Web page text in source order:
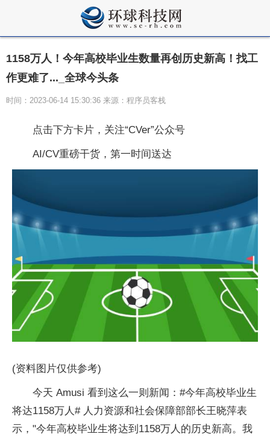
1158万人！今年高校毕业生数量再创历史新高！找工
作更难了..._全球今头条
时间：2023-06-14 15:30:36 来源：程序员客栈
点击下方卡片，关注“CVer”公众号
AI/CV重磅干货，第一时间送达
(资料图片仅供参考)
今天 Amusi 看到这么一则新闻：#今年高校毕业生
将达1158万人# 人力资源和社会保障部部长王晓萍表
示，"今年高校毕业生将达到1158万人的历史新高。我